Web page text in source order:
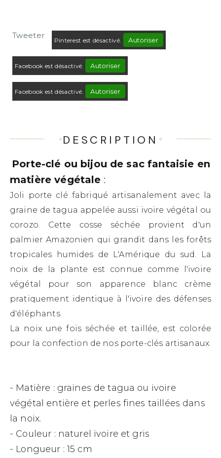
Tweeter
Pinterest est désactivé. Autoriser
Facebook est désactivé. Autoriser
Facebook est désactivé. Autoriser
DESCRIPTION
Porte-clé ou bijou de sac fantaisie en
matière végétale :
Joli porte clé fabriqué artisanalement avec la
graine de tagua appelée aussi ivoire végétal ou
corozo. Cette cosse séchée provient d'un
palmier Amazonien qui grandit dans les forêts
tropicales humides de L'Amérique du sud. La
noix de la plante est connue comme l'ivoire
végétal pour son apparence blanc crème
pratiquement identique à l'ivoire des défenses
d'éléphants.
La noix une fois séchée et taillée, est colorée
pour la confection de nos porte-clés artisanaux.
- Matière : graines de tagua ou ivoire
végétal entière et perles fines taillées dans
la noix.
- Couleur : naturel ivoire et gris
- Longueur : 15 cm